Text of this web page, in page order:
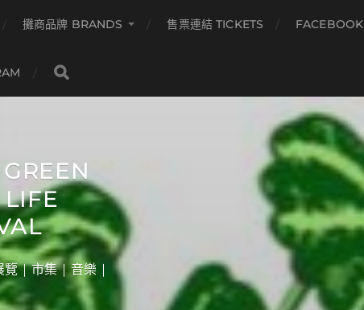
攤商品牌 BRANDS 售票連結 TICKETS FACEBOOK
LIFE
覽 | 市集 | 音樂 |